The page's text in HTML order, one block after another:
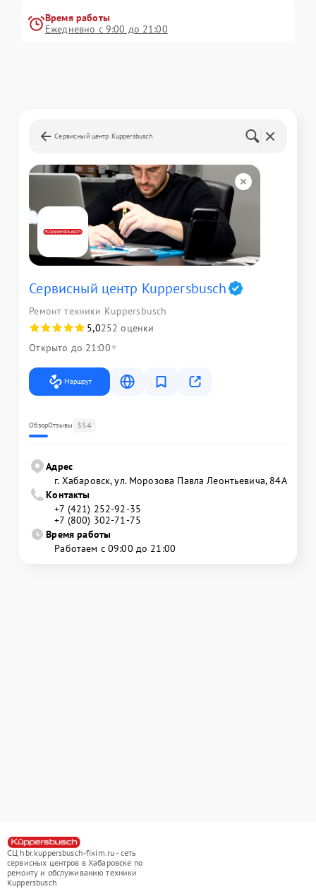
Время работы
Ежедневно с 9:00 до 21:00
Сервисный центр Kuppersbusch
Сервисный центр Kuppersbusch
Ремонт техники Kuppersbusch
5,0252 оценки
Открыто до 21:00
Маршрут
ОбзорОтзывы 354
Адрес
г. Хабаровск, ул. Морозова Павла Леонтьевича, 84А
Контакты
+7 (421) 252-92-35
+7 (800) 302-71-75
Время работы
Работаем с 09:00 до 21:00
СЦ hbr.kuppersbusch-fixim.ru - сеть
сервисных центров в Хабаровске по
ремонту и обслуживанию техники
Kuppersbusch